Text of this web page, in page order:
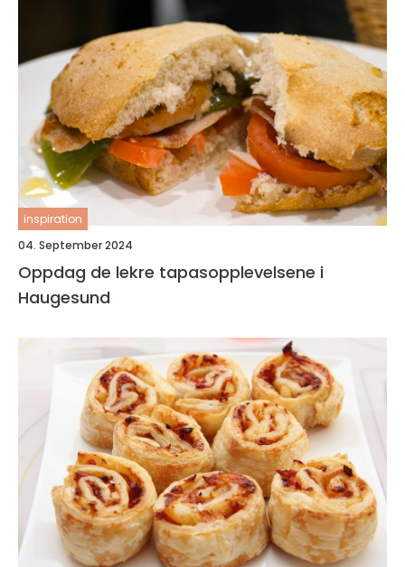
inspiration
04. September 2024
Oppdag de lekre tapasopplevelsene i
Haugesund